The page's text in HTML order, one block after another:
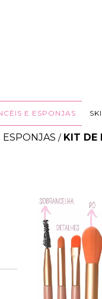
E ESPONJAS
ESPONJAS / KIT DE